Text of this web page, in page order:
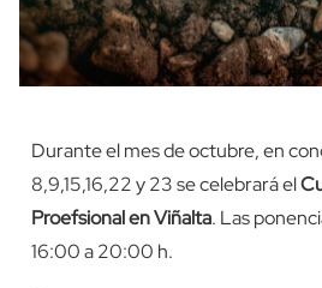
Durante el mes de octubre, en
8,9,15,16,22 y 23 se celebrará el
Proefsional en Viñalta. Las
16:00 a 20:00 h.